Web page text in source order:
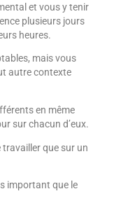
et vous y tenir
plusieurs jours
heures.
mais vous
autre contexte
en même
sur chacun d’eux.
travailler que sur un
important que le